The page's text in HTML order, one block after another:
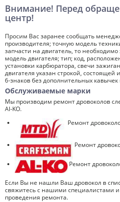
Внимание! Перед
центр!
Просим Вас заранее сообщать
производителя; точную модель
запчасти на двигатель, то
модель двигателя; тип; код,
установки карбюратора, свечи
двигателя указан строкой, состоящей
6-знаков без дополнительных кавычек
Обслуживаемые марки
Мы производим ремонт дровоколов
Al-KO.
Ремонт
Ремонт
Ремонт
Если Вы не нашли Ваш дровокол в
свяжитесь с нашими специалистами
проведения ремонта.